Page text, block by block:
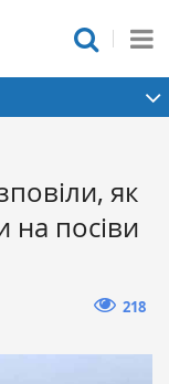
як
на посіви
218